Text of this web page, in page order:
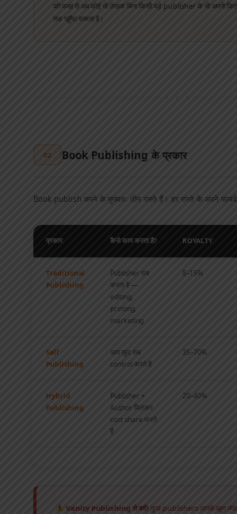
की वजह से अब कोई भी लेखक बिना किसी बड़े publisher के भी अपनी
तक पहुँचा सकता है।
02 Book Publishing के प्रकार
Book publish करने के मुख्यतः तीन रास्ते हैं। हर रास्ते के अपने
प्रकार कैसे काम करता है? ROYALTY
Traditional
Publishing
Publisher सब
करता है —
editing,
printing,
marketing
8–15%
Self
Publishing
आप खुद सब
control करते हैं
35–70%
Hybrid
Publishing
Publisher +
Author मिलकर
cost share करते
हैं
20–40%
Vanity Publishing से बचें! कुछ publishers आपसे बहुत